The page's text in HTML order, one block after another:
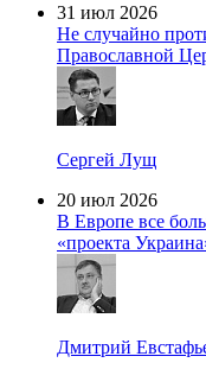
31 июл 2026
Не случайно
Православной
Сергей Лущ
20 июл 2026
В Европе все
«проекта
Дмитрий